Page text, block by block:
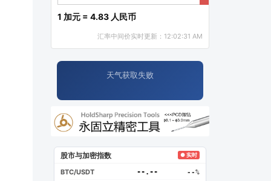
1 加元 = 4.83 人民币
汇率中间价实时更新：12:02:31 AM
天气获取失败
股市与加密指数 ● 实时
BTC/USDT --.-- --%